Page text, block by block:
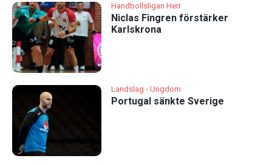
Handbollsligan Herr
Niclas Fingren förstärker
Karlskrona
Landslag - Ungdom
Portugal sänkte Sverige